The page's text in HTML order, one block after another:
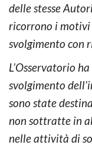
delle stesse
ricorrono i motivi
svolgimento con
L’Osservatorio
svolgimento
sono state
non sottratte in
nelle attività di